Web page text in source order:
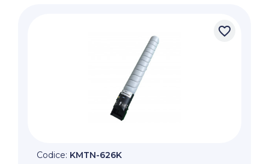
favorite_border
Codice: KMTN-626K